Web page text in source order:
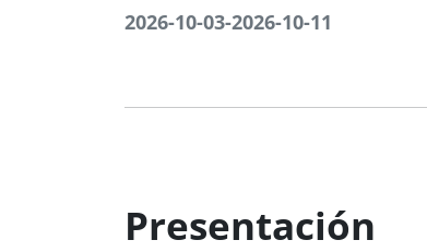
2026-10-03-2026-10-11
Presentación